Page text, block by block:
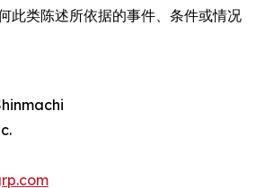
此类陈述所依据的事件、条件或情况